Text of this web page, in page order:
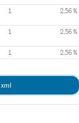
1 2,56 %
1 2,56 %
1 2,56 %